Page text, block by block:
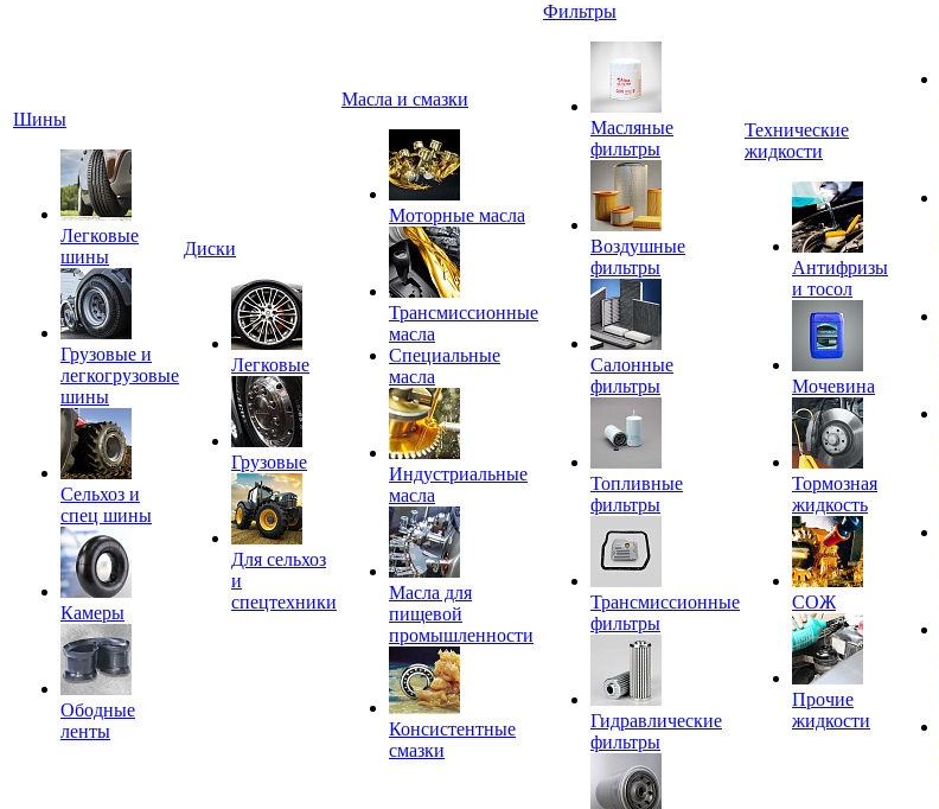
Шины
Легковые
шины
Грузовые и
легкогрузовые
шины
Сельхоз и
спец шины
Камеры
Ободные
ленты
Диски
Легковые
Грузовые
Для сельхоз
и
спецтехники
Масла и смазки
Моторные масла
Трансмиссионные
масла
Специальные
масла
Индустриальные
масла
Масла для
пищевой
промышленности
Консистентные
смазки
Фильтры
Масляные
фильтры
Воздушные
фильтры
Салонные
фильтры
Топливные
фильтры
Трансмиссионные
фильтры
Гидравлические
фильтры
Технические
жидкости
Антифризы
и тосол
Мочевина
Тормозная
жидкость
СОЖ
Прочие
жидкости